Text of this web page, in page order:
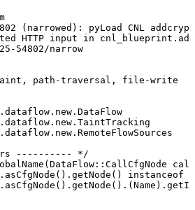
(narrowed): pyLoad CNL
HTTP input in
54802/narrow
path-traversal, file-write
. dataflow . new . DataFlow
. dataflow . new . TaintTracking
. dataflow . new . RemoteFlowSources
---------- */
(DataFlow :: CallCfgNode call
asCfgNode (). getNode () instanceof
asCfgNode (). getNode ().(Name ). getId